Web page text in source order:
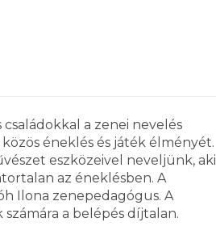
a zenei nevelés
éneklés és játék élményét.
eszközeivel neveljünk, aki
az éneklésben. A
Ilona zenepedagógus. A
a belépés díjtalan.